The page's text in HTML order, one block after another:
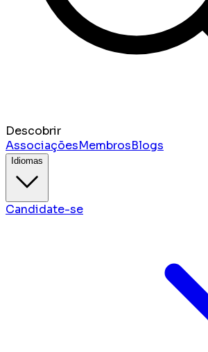
Descobrir
AssociaçõesMembrosBlogs
Idiomas
Candidate-se